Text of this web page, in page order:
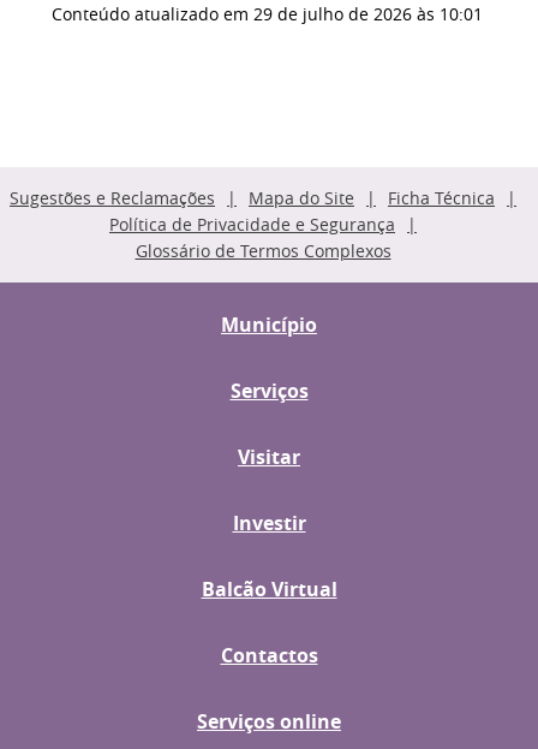
Conteúdo atualizado em 29 de julho de 2026 às 10:01
Sugestões e Reclamações Mapa do Site
Ficha Técnica
Política de Privacidade e Segurança
Glossário de Termos Complexos
Município
Serviços
Visitar
Investir
Balcão Virtual
Contactos
Serviços online